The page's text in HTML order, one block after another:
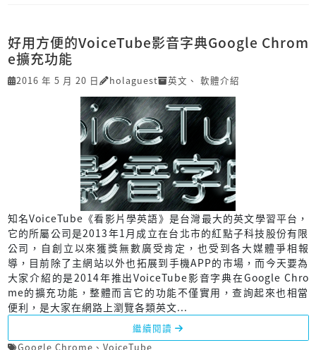
好用方便的VoiceTube影音字典Google Chrom
e擴充功能
2016 年 5 月 20 日 holaguest 英文 、 軟體介紹
知名VoiceTube《看影片學英語》是台灣最大的英文學習平台，
它的所屬公司是2013年1月成立在台北市的紅點子科技股份有限
公司，自創立以來獲獎無數廣受肯定，也受到各大媒體爭相報
導，目前除了主網站以外也拓展到手機APP的市場，而今天要為
大家介紹的是2014年推出VoiceTube影音字典在Google Chro
me的擴充功能，整體而言它的功能不僅實用，查詢起來也相當
便利，是大家在網路上瀏覽各類英文...
繼續閱讀
Google Chrome 、 VoiceTube